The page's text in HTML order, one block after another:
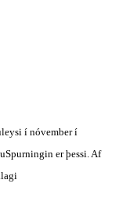
í nóvember í
er þessi. Af